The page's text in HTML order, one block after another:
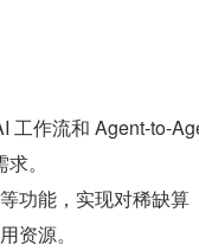
工作流和 Agent-to-
。
功能，实现对稀缺算
资源。